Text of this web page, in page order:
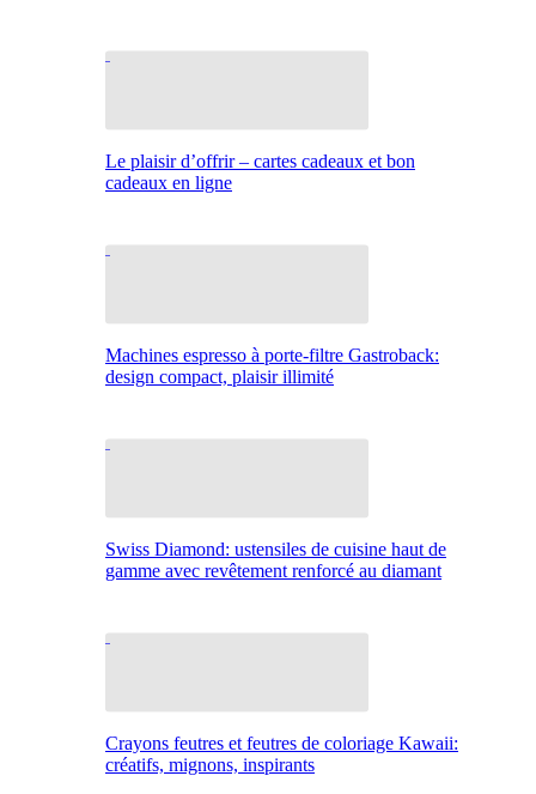
Le plaisir d’offrir – cartes cadeaux et bon
cadeaux en ligne
Machines espresso à porte-filtre Gastroback:
design compact, plaisir illimité
Swiss Diamond: ustensiles de cuisine haut de
gamme avec revêtement renforcé au diamant
Crayons feutres et feutres de coloriage Kawaii:
créatifs, mignons, inspirants